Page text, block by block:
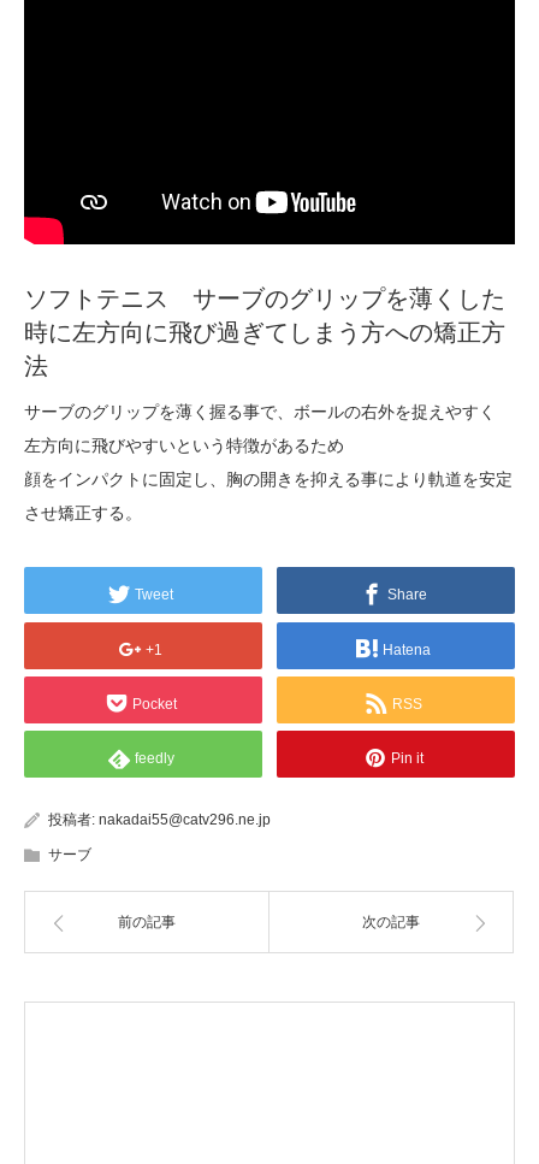
ソフトテニス サーブのグリップを薄くした
時に左方向に飛び過ぎてしまう方への矯正方
法
サーブのグリップを薄く握る事で、ボールの右外を捉えやすく
左方向に飛びやすいという特徴があるため
顔をインパクトに固定し、胸の開きを抑える事により軌道を安定
させ矯正する。
Tweet Share
+1 Hatena
Pocket RSS
feedly Pin it
投稿者: nakadai55@catv296.ne.jp
サーブ
前の記事 次の記事